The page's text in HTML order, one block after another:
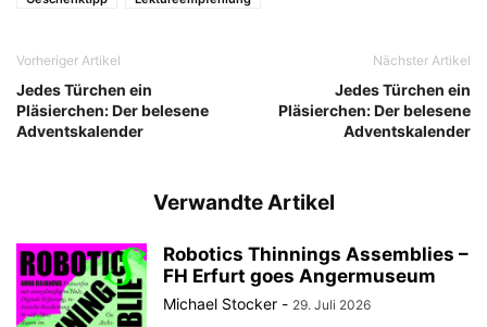
Vorheriger Artikel
Jedes Türchen ein
Pläsierchen: Der belesene
Adventskalender
Nächster Artikel
Jedes Türchen ein
Pläsierchen: Der belesene
Adventskalender
Verwandte Artikel
Robotics Thinnings Assemblies –
FH Erfurt goes Angermuseum
Michael Stocker - 29. Juli 2026